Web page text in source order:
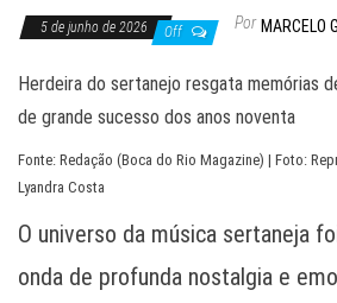
5 de junho de 2026 Off Por MARCELO
Herdeira do sertanejo resgata memórias
de grande sucesso dos anos noventa
Fonte: Redação (Boca do Rio Magazine) | Foto:
Lyandra Costa
O universo da música sertaneja
onda de profunda nostalgia e